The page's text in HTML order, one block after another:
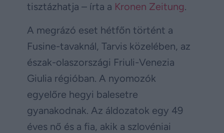
tisztázhatja – írta a Kronen Zeitung.
A megrázó eset hétfőn történt a
Fusine-tavaknál, Tarvis közelében, az
észak-olaszországi Friuli-Venezia
Giulia régióban. A nyomozók
egyelőre hegyi balesetre
gyanakodnak. Az áldozatok egy 49
éves nő és a fia, akik a szlovéniai